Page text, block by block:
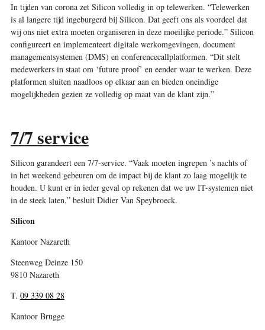
In tijden van corona zet Silicon volledig in op telewerken. “Telewerken
is al langere tijd ingeburgerd bij Silicon. Dat geeft ons als voordeel dat
wij ons niet extra moeten organiseren in deze moeilijke periode.” Silicon
configureert en implementeert digitale werkomgevingen, document
managementsystemen (DMS) en conferencecallplatformen. “Dit stelt
medewerkers in staat om ‘future proof’ en eender waar te werken. Deze
platformen sluiten naadloos op elkaar aan en bieden oneindige
mogelijkheden gezien ze volledig op maat van de klant zijn.”
7/7 service
Silicon garandeert een 7/7-service. “Vaak moeten ingrepen ’s nachts of
in het weekend gebeuren om de impact bij de klant zo laag mogelijk te
houden. U kunt er in ieder geval op rekenen dat we uw IT-systemen niet
in de steek laten,” besluit Didier Van Speybroeck.
Silicon
Kantoor Nazareth
Steenweg Deinze 150
9810 Nazareth
T. 09 339 08 28
Kantoor Brugge